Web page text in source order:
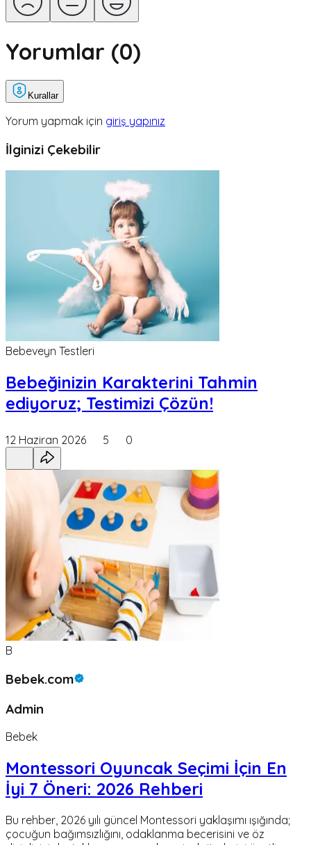
Yorumlar (0)
Kurallar
Yorum yapmak için giriş yapınız
İlginizi Çekebilir
Bebeveyn Testleri
Bebeğinizin Karakterini Tahmin
ediyoruz; Testimizi Çözün!
12 Haziran 2026 5 0
B
Bebek.com
Admin
Bebek
Montessori Oyuncak Seçimi İçin En
İyi 7 Öneri: 2026 Rehberi
Bu rehber, 2026 yılı güncel Montessori yaklaşımı ışığında;
çocuğun bağımsızlığını, odaklanma becerisini ve öz